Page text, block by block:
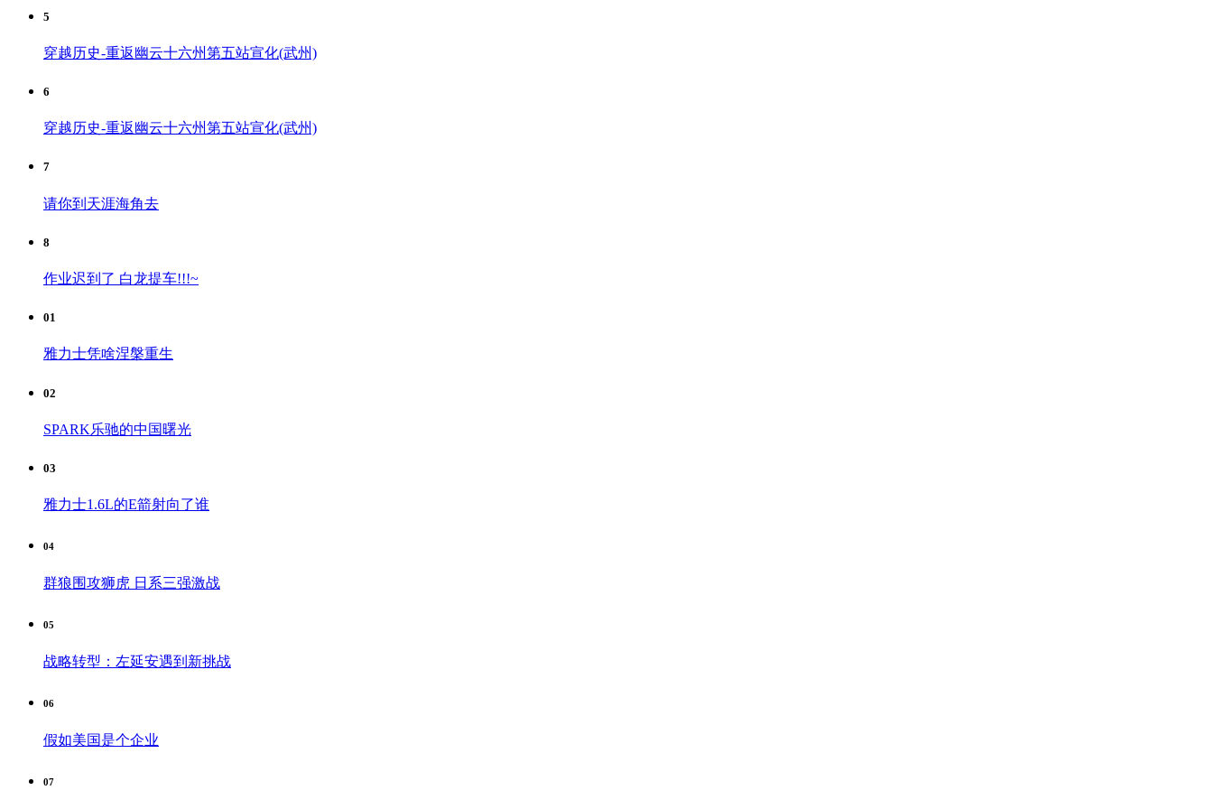
5
穿越历史-重返幽云十六州第五站宣化(武州)
6
穿越历史-重返幽云十六州第五站宣化(武州)
7
请你到天涯海角去
8
作业迟到了 白龙提车!!!~
01
雅力士凭啥涅槃重生
02
SPARK乐驰的中国曙光
03
雅力士1.6L的E箭射向了谁
04
群狼围攻狮虎 日系三强激战
05
战略转型：左延安遇到新挑战
06
假如美国是个企业
07